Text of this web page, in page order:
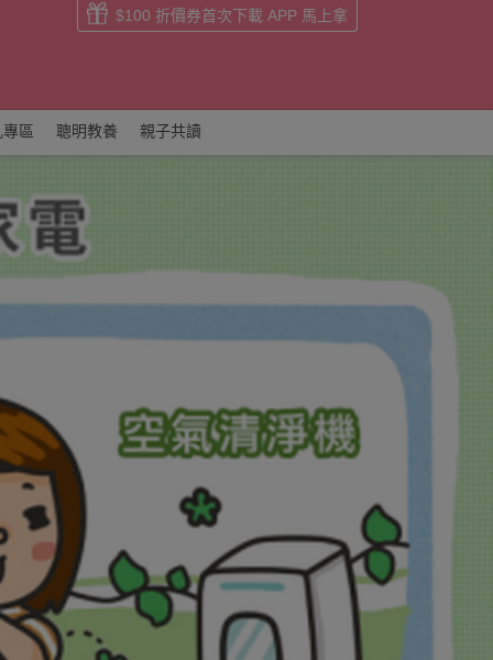
$100 折價券首次下載 APP 馬上拿
區 聰明教養 親子共讀